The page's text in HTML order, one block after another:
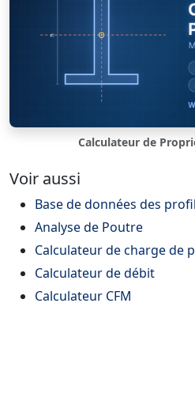
Calculateur de
Voir aussi
Base de données des
Analyse de Poutre
Calculateur de charge de
Calculateur de débit
Calculateur CFM